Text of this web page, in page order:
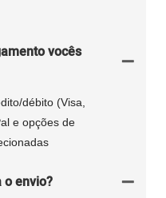
vocês
débito (Visa,
e opções de
envio?